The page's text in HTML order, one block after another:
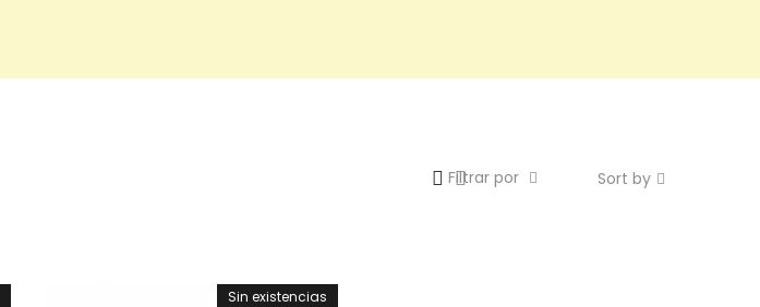
Sort by
Filtrar por
Sin existencias